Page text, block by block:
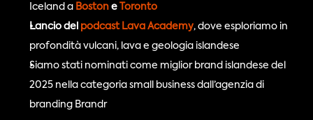
Iceland a Boston e
Toronto
Lancio del podcast Lava Academy, dove esploriamo in
profondità vulcani, lava e geologia islandese
Siamo stati nominati come miglior brand islandese del
2025 nella categoria small business dall’agenzia di
branding Brandr